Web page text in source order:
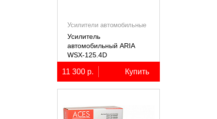
Усилители автомобильные
Усилитель
автомобильный ARIA
WSX-125.4D
четырёхканальный,
4х125Вт (4Ом)
11 300 р. Купить